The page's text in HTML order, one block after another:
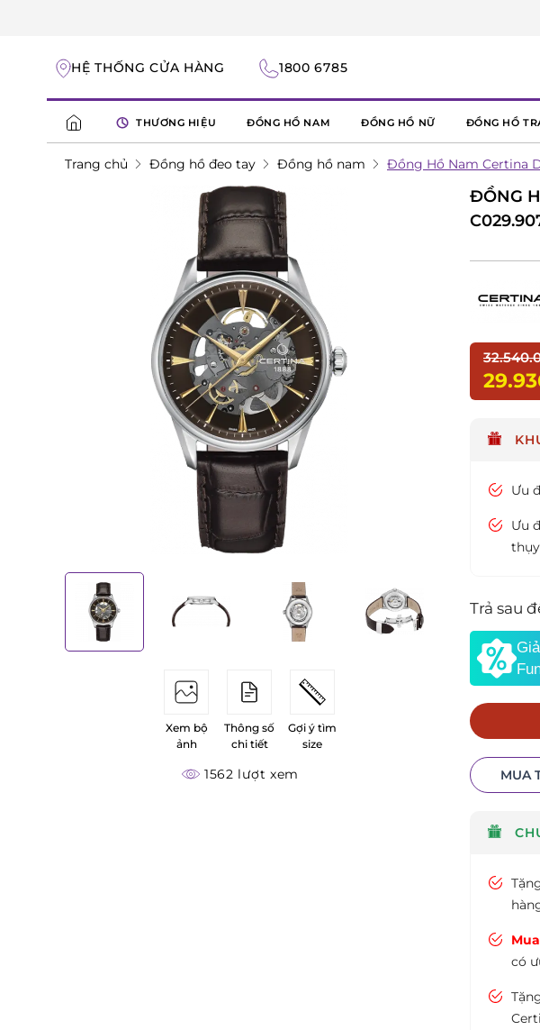
HỆ THỐNG CỬA HÀNG 1800 6785
THƯƠNG HIỆU ĐỒNG HỒ NAM ĐỒNG HỒ NỮ ĐỒNG HỒ
Trang chủ Đồng hồ đeo tay Đồng hồ nam Đồng Hồ Nam Certina
Xem bộ
ảnh
Thông số
chi tiết
Gợi ý tìm
size
1562 lượt xem
ĐỒNG
Ưu
Ưu
Trả sau
MUA
có